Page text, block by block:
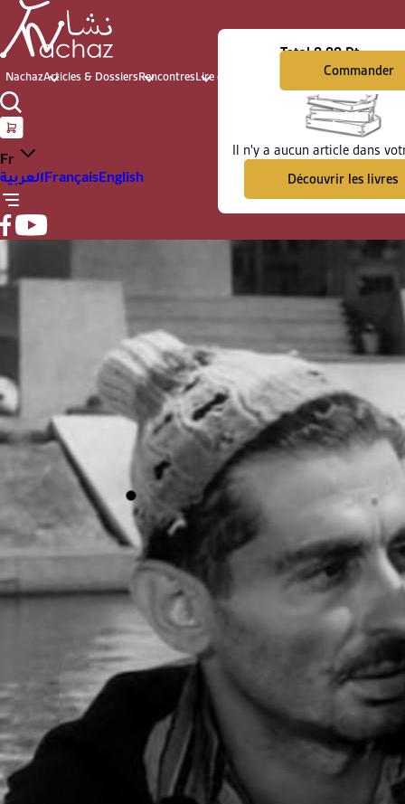
NachazArticles & DossiersRencontresLire et voir Archives du présent
Il n'y a aucun article dans
Découvrir les livres
Total 0.00 Dt
Commander
Fr
العربيةFrançaisEnglish